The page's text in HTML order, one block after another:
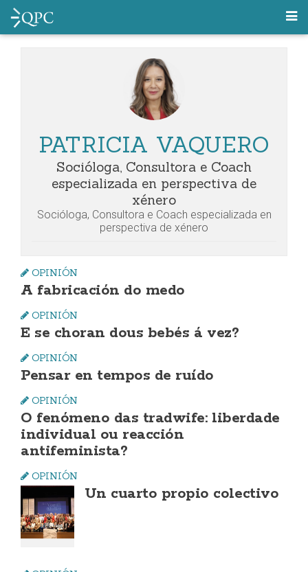
PATRICIA VAQUERO
Socióloga, Consultora e Coach
especializada en perspectiva de
xénero
Socióloga, Consultora e Coach especializada en
perspectiva de xénero
OPINIÓN
A fabricación do medo
OPINIÓN
E se choran dous bebés á vez?
OPINIÓN
Pensar en tempos de ruído
OPINIÓN
O fenómeno das tradwife: liberdade
individual ou reacción
antifeminista?
OPINIÓN
Un cuarto propio colectivo